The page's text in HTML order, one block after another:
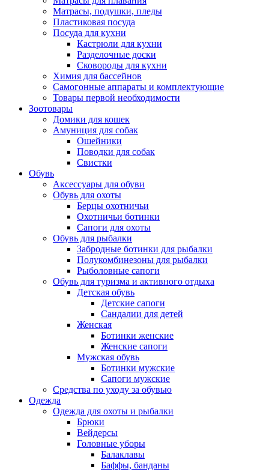
Матрасы, подушки, пледы
Пластиковая посуда
Посуда для кухни
Кастрюли для кухни
Разделочные доски
Сковороды для кухни
Химия для бассейнов
Самогонные аппараты и комплектующие
Товары первой необходимости
Зоотовары
Домики для кошек
Амуниция для собак
Ошейники
Поводки для собак
Свистки
Обувь
Аксессуары для обуви
Обувь для охоты
Берцы охотничьи
Охотничьи ботинки
Сапоги для охоты
Обувь для рыбалки
Забродные ботинки для рыбалки
Полукомбинезоны для рыбалки
Рыболовные сапоги
Обувь для туризма и активного отдыха
Детская обувь
Детские сапоги
Сандалии для детей
Женская
Ботинки женские
Женские сапоги
Мужская обувь
Ботинки мужские
Сапоги мужские
Средства по уходу за обувью
Одежда
Одежда для охоты и рыбалки
Брюки
Вейдерсы
Головные уборы
Балаклавы
Баффы, банданы